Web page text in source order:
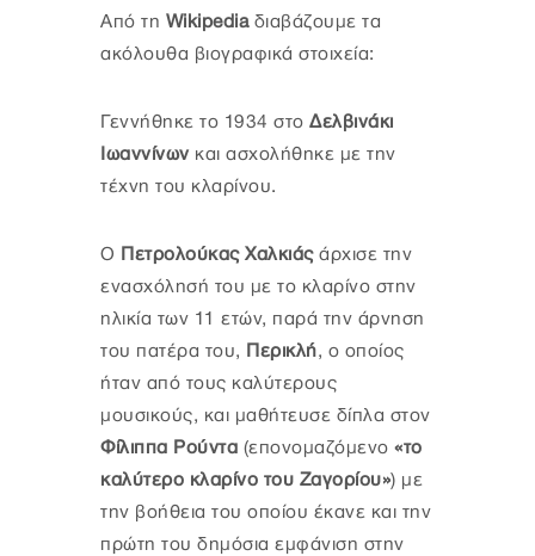
Από τη Wikipedia διαβάζουμε τα
ακόλουθα βιογραφικά στοιχεία:
Γεννήθηκε το 1934 στο Δελβινάκι
Ιωαννίνων και ασχολήθηκε με την
τέχνη του κλαρίνου.
Ο Πετρολούκας Χαλκιάςάρχισε την
ενασχόλησή του με το κλαρίνο στην
ηλικία των 11 ετών, παρά την άρνηση
του πατέρα του, Περικλή, ο οποίος
ήταν από τους καλύτερους
μουσικούς, και μαθήτευσε δίπλα στον
Φίλιππα Ρούντα (επονομαζόμενο «το
καλύτερο κλαρίνο του Ζαγορίου») με
την βοήθεια του οποίου έκανε και την
πρώτη του δημόσια εμφάνιση στην